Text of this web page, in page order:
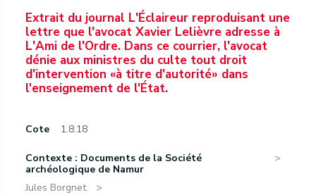
Extrait du journal L'Éclaireur reproduisant une
lettre que l'avocat Xavier Lelièvre adresse à
L'Ami de l'Ordre. Dans ce courrier, l'avocat
dénie aux ministres du culte tout droit
d'intervention «à titre d'autorité» dans
l'enseignement de l'État.
Cote 1.8.18
Contexte : Documents de la Société
archéologique de Namur
Jules Borgnet.